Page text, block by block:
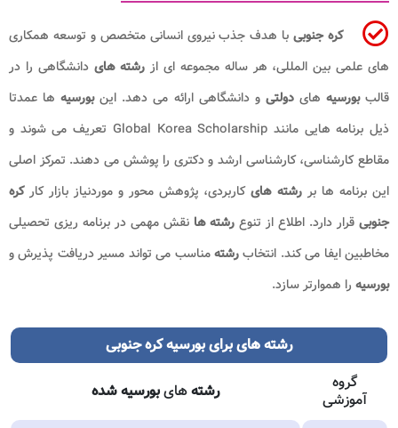
کره جنوبیبا هدف جذب نیروی انسانی متخصص و توسعه همکاری
های علمی بین المللی، هر ساله مجموعه ای از رشته هایدانشگاهی را در
قالببورسیه هایدولتیو دانشگاهی ارائه می دهد. اینبورسیه ها عمدتا
ذیل برنامه هایی مانند Global Korea Scholarship تعریف می شوند و
مقاطع کارشناسی، کارشناسی ارشد و دکتری را پوشش می دهند. تمرکز اصلی
این برنامه ها بر رشته هایکاربردی، پژوهش محور و موردنیاز بازار کارکره
جنوبیقرار دارد. اطلاع از تنوع رشته هانقش مهمی در برنامه ریزی تحصیلی
مخاطبین ایفا می کند. انتخابرشتهمناسب می تواند مسیر دریافت پذیرش و
بورسیه را هموارتر سازد.
رشته های برای بورسیه کره جنوبی
گروه
آموزشی
رشتههایبورسیه شده